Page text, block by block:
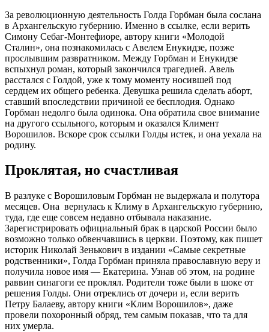
За революционную деятельность Голда Горбман была сослана
в Архангельскую губернию. Именно в ссылке, если верить
Симону Себаг-Монтефиоре, автору книги «Молодой
Сталин», она познакомилась с Авелем Енукидзе, позже
прослывшим развратником. Между Горбман и Енукидзе
вспыхнул роман, который закончился трагедией. Авель
расстался с Голдой, уже к тому моменту носившей под
сердцем их общего ребенка. Девушка решила сделать аборт,
ставший впоследствии причиной ее бесплодия. Однако
Горбман недолго была одинока. Она обратила свое внимание
на другого ссыльного, которым и оказался Климент
Ворошилов. Вскоре срок ссылки Голды истек, и она уехала на
родину.
Проклятая, но счастливая
В разлуке с Ворошиловым Горбман не выдержала и полутора
месяцев. Она вернулась к Климу в Архангельскую губернию,
туда, где еще совсем недавно отбывала наказание.
Зарегистрировать официальный брак в царской России было
возможно только обвенчавшись в церкви. Поэтому, как пишет
историк Николай Зенькович в издании «Самые секретные
родственники», Голда Горбман приняла православную веру и
получила новое имя — Екатерина. Узнав об этом, на родине
раввин синагоги ее проклял. Родители тоже были в шоке от
решения Голды. Они отреклись от дочери и, если верить
Петру Балаеву, автору книги «Клим Ворошилов», даже
провели похоронный обряд, тем самым показав, что та для
них умерла.